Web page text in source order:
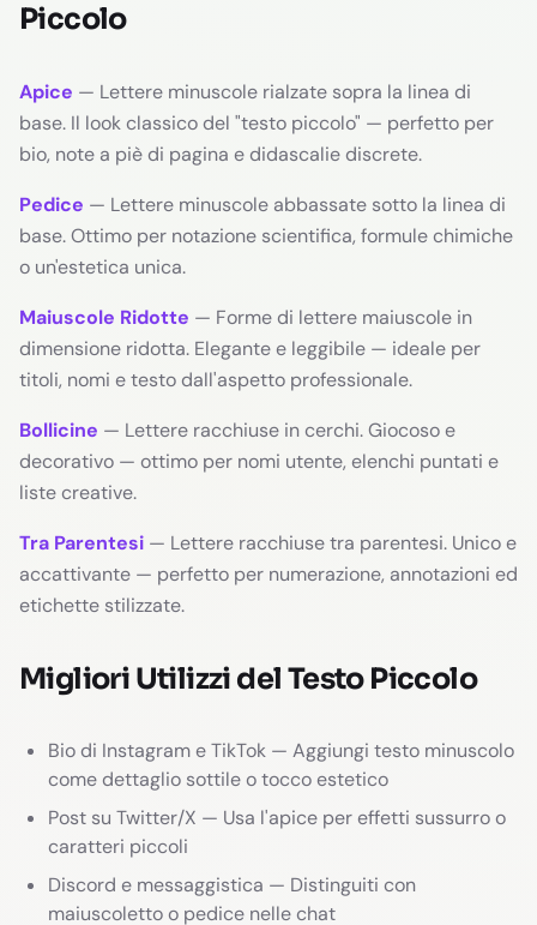
Piccolo
Apice — Lettere minuscole rialzate sopra la linea di
base. Il look classico del "testo piccolo" — perfetto per
bio, note a piè di pagina e didascalie discrete.
Pedice — Lettere minuscole abbassate sotto la linea di
base. Ottimo per notazione scientifica, formule chimiche
o un'estetica unica.
Maiuscole Ridotte — Forme di lettere maiuscole in
dimensione ridotta. Elegante e leggibile — ideale per
titoli, nomi e testo dall'aspetto professionale.
Bollicine — Lettere racchiuse in cerchi. Giocoso e
decorativo — ottimo per nomi utente, elenchi puntati e
liste creative.
Tra Parentesi — Lettere racchiuse tra parentesi. Unico e
accattivante — perfetto per numerazione, annotazioni ed
etichette stilizzate.
Migliori Utilizzi del Testo Piccolo
Bio di Instagram e TikTok — Aggiungi testo minuscolo
come dettaglio sottile o tocco estetico
Post su Twitter/X — Usa l'apice per effetti sussurro o
caratteri piccoli
Discord e messaggistica — Distinguiti con
maiuscoletto o pedice nelle chat